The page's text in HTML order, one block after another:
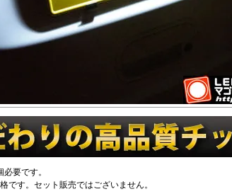
要です。
です。セット販売ではございません。